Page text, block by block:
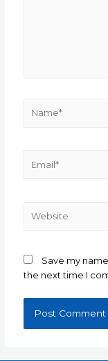
Save my
the next time I